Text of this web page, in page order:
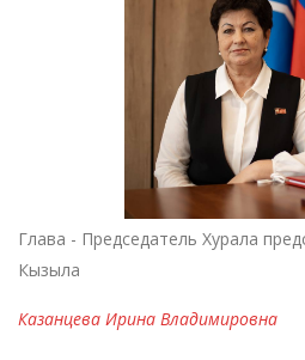
Глава - Председатель Хурала
Кызыла
Казанцева Ирина Владимировна